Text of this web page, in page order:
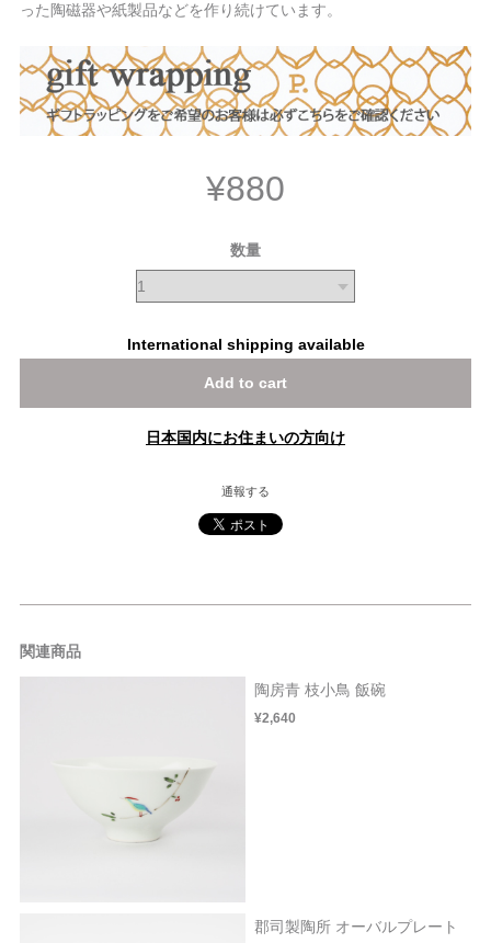
った陶磁器や紙製品などを作り続けています。
¥880
数量
International shipping available
Add to cart
日本国内にお住まいの方向け
通報する
関連商品
陶房青 枝小鳥 飯碗
¥2,640
郡司製陶所 オーバルプレート